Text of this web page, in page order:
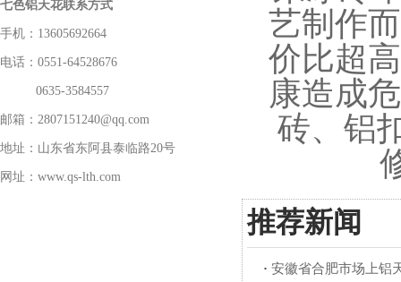
七色铝天花联系方式
手机：13605692664
电话：0551-64528676
0635-3584557
邮箱：2807151240@qq.com
地址：山东省东阿县泰临路20号
网址：www.qs-lth.com
艺制作
价比超
康造成
砖、 铝
推荐新闻
· 安徽省合肥市场上铝